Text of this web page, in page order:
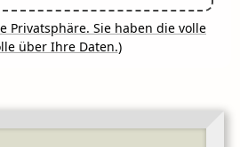
Privatsphäre. Sie haben die volle
über Ihre Daten.)